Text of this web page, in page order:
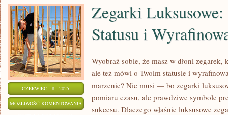
CZERWIEC - 8 - 2025
MOŻLIWOŚĆ KOMENTOWANIA ZEGARKI
Zegarki
Statusu i
Wyobraź sobie, że masz w dłoni
ale też mówi o Twoim statusie i
marzenie? Nie musi — bo zegarki
pomiaru czasu, ale prawdziwe symbole
sukcesu. Dlaczego właśnie luksusowe